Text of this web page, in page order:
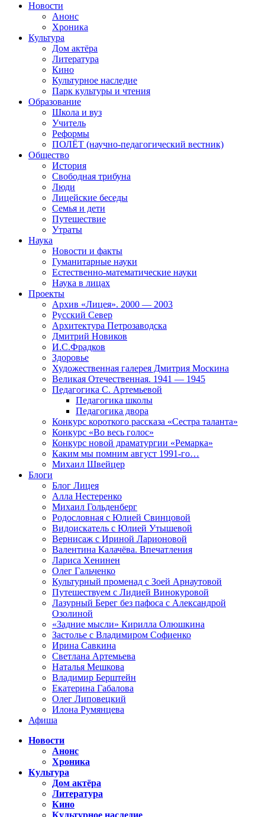
Новости
Анонс
Хроника
Культура
Дом актёра
Литература
Кино
Культурное наследие
Парк культуры и чтения
Образование
Школа и вуз
Учитель
Реформы
ПОЛЁТ (научно-педагогический вестник)
Общество
История
Свободная трибуна
Люди
Лицейские беседы
Семья и дети
Путешествие
Утраты
Наука
Новости и факты
Гуманитарные науки
Естественно-математические науки
Наука в лицах
Проекты
Архив «Лицея». 2000 — 2003
Русский Север
Архитектура Петрозаводска
Дмитрий Новиков
И.С.Фрадков
Здоровье
Художественная галерея Дмитрия Москина
Великая Отечественная. 1941 — 1945
Педагогика С. Артемьевой
Педагогика школы
Педагогика двора
Конкурс короткого рассказа «Сестра таланта»
Конкурс «Во весь голос»
Конкурс новой драматургии «Ремарка»
Каким мы помним август 1991-го…
Михаил Швейцер
Блоги
Блог Лицея
Алла Нестеренко
Михаил Гольденберг
Родословная с Юлией Свинцовой
Видоискатель с Юлией Утышевой
Вернисаж с Ириной Ларионовой
Валентина Калачёва. Впечатления
Лариса Хенинен
Олег Гальченко
Культурный променад с Зоей Арнаутовой
Путешествуем с Лидией Винокуровой
Лазурный Берег без пафоса с Александрой
Озолиной
«Задние мысли» Кирилла Олюшкина
Застолье с Владимиром Софиенко
Ирина Савкина
Светлана Артемьева
Наталья Мешкова
Владимир Берштейн
Екатерина Габалова
Олег Липовецкий
Илона Румянцева
Афиша
Новости
Анонс
Хроника
Культура
Дом актёра
Литература
Кино